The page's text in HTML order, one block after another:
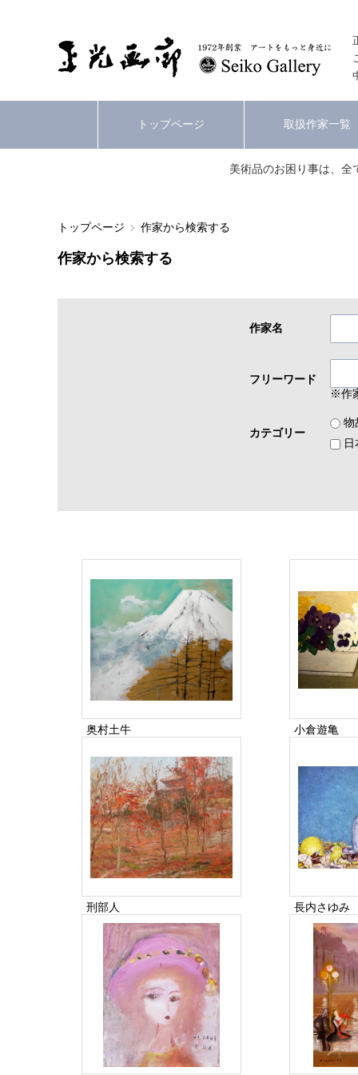
トップページ 取扱作家一覧
美術品のお困り事は、全
トップページ 作家から検索する
作家から検索する
作家名
フリーワード
※作
カテゴリー
物
奥村土牛 小倉遊亀
刑部人 長内さゆみ